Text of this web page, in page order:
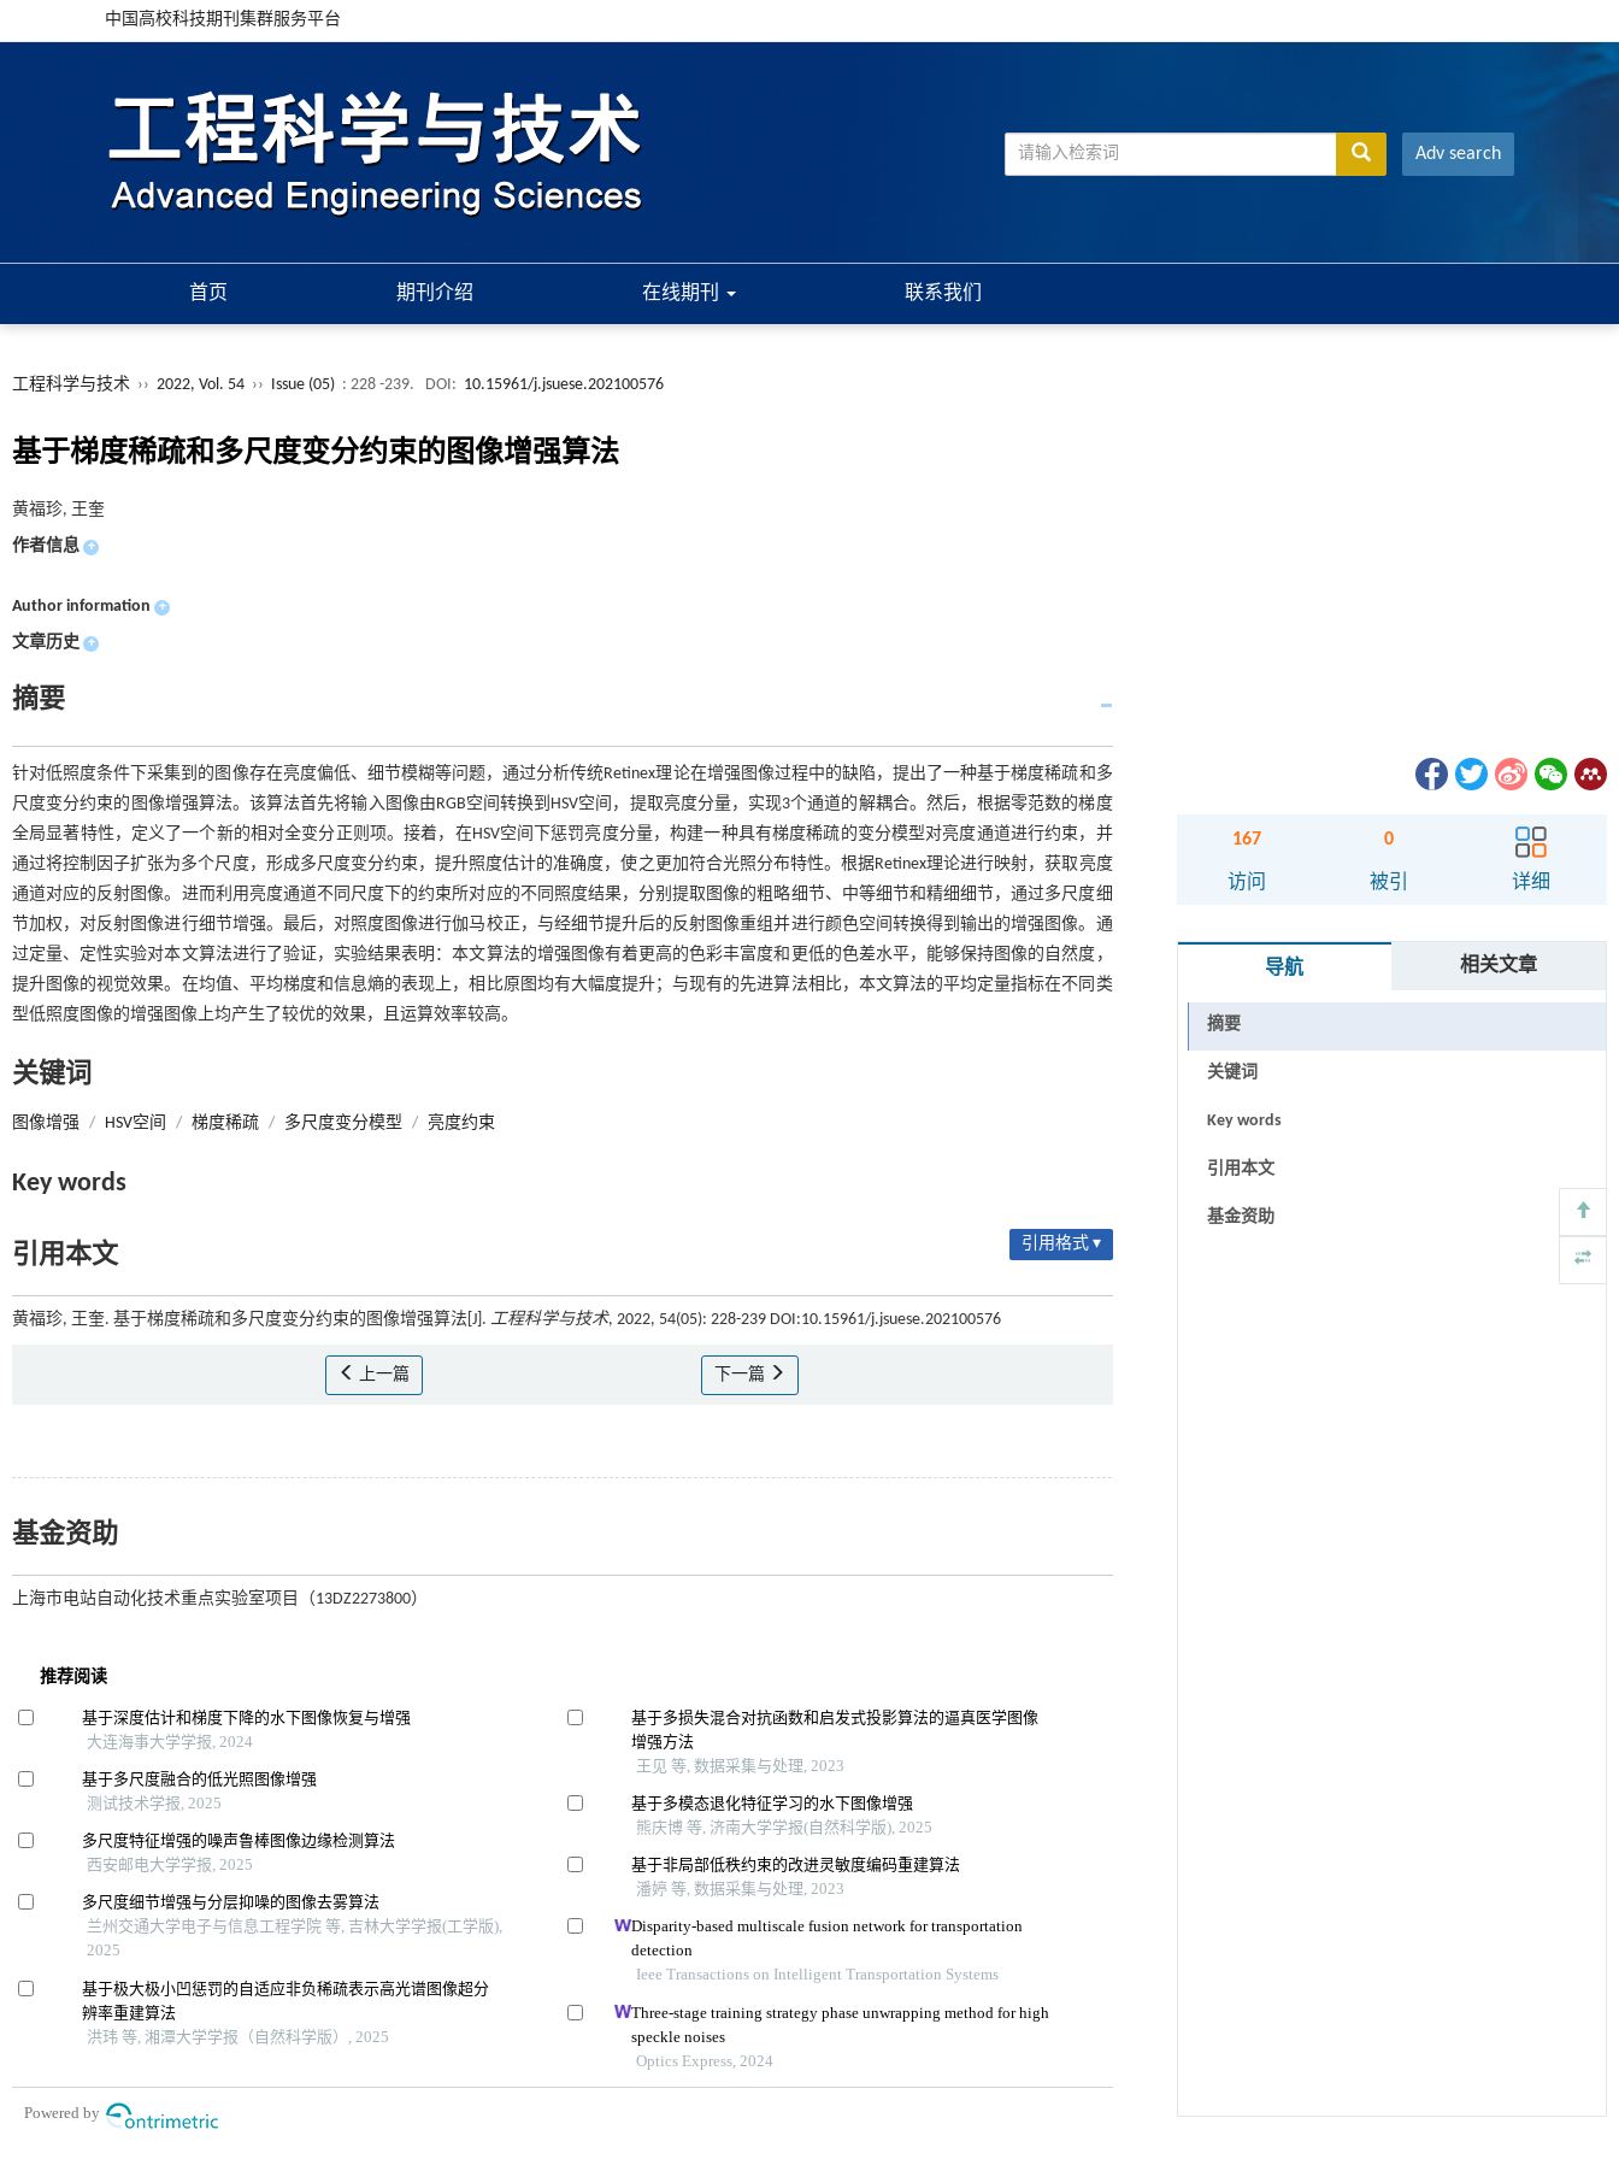
中国高校科技期刊集群服务平台
Adv search
首页 期刊介绍 在线期刊 联系我们
工程科学与技术 ›› 2022, Vol. 54 ›› Issue (05) : 228 -239. DOI: 10.15961/j.jsuese.202100576
基于梯度稀疏和多尺度变分约束的图像增强算法
黄福珍, 王奎
作者信息 +
Author information +
文章历史 +
摘要
针对低照度条件下采集到的图像存在亮度偏低、细节模糊等问题，通过分析传统Retinex理论在增强图像过程中的缺陷，提出了一种基于梯度稀疏和多
尺度变分约束的图像增强算法。该算法首先将输入图像由RGB空间转换到HSV空间，提取亮度分量，实现3个通道的解耦合。然后，根据零范数的梯度
全局显著特性，定义了一个新的相对全变分正则项。接着，在HSV空间下惩罚亮度分量，构建一种具有梯度稀疏的变分模型对亮度通道进行约束，并
通过将控制因子扩张为多个尺度，形成多尺度变分约束，提升照度估计的准确度，使之更加符合光照分布特性。根据Retinex理论进行映射，获取亮度
通道对应的反射图像。进而利用亮度通道不同尺度下的约束所对应的不同照度结果，分别提取图像的粗略细节、中等细节和精细细节，通过多尺度细
节加权，对反射图像进行细节增强。最后，对照度图像进行伽马校正，与经细节提升后的反射图像重组并进行颜色空间转换得到输出的增强图像。通
过定量、定性实验对本文算法进行了验证，实验结果表明：本文算法的增强图像有着更高的色彩丰富度和更低的色差水平，能够保持图像的自然度，
提升图像的视觉效果。在均值、平均梯度和信息熵的表现上，相比原图均有大幅度提升；与现有的先进算法相比，本文算法的平均定量指标在不同类
型低照度图像的增强图像上均产生了较优的效果，且运算效率较高。
关键词
图像增强 / HSV空间 / 梯度稀疏 / 多尺度变分模型 / 亮度约束
Key words
引用本文 引用格式 ▾
黄福珍, 王奎. 基于梯度稀疏和多尺度变分约束的图像增强算法[J]. 工程科学与技术, 2022, 54(05): 228-239 DOI:10.15961/j.jsuese.202100576
上一篇 下一篇
基金资助
上海市电站自动化技术重点实验室项目（13DZ2273800）
167
访问
0
被引 详细
导航 相关文章
摘要
关键词
Key words
引用本文
基金资助